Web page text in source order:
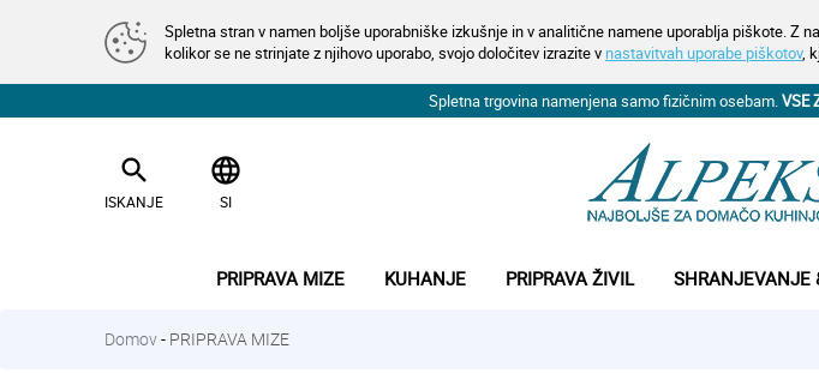
Spletna stran v namen boljše uporabniške izkušnje in v analitične namene uporablja piškote. Z
kolikor se ne strinjate z njihovo uporabo, svojo določitev izrazite v nastavitvah uporabe piškotov,
Spletna trgovina namenjena samo fizičnim osebam.VSE
search
ISKANJE
language
SI
PRIPRAVA MIZE KUHANJE PRIPRAVA ŽIVIL SHRANJEVANJE
Domov- PRIPRAVA MIZE